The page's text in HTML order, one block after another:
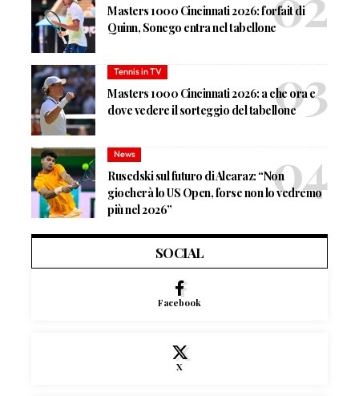
Masters 1000 Cincinnati 2026: forfait di
Quinn, Sonego entra nel tabellone
Tennis in TV
Masters 1000 Cincinnati 2026: a che ora e
dove vedere il sorteggio del tabellone
News
Rusedski sul futuro di Alcaraz: “Non
giocherà lo US Open, forse non lo vedremo
più nel 2026”
SOCIAL
Facebook
X